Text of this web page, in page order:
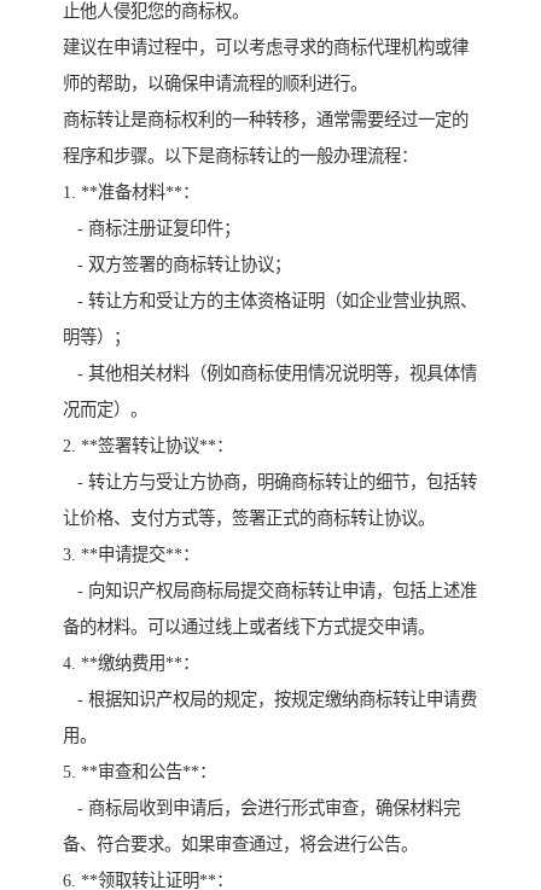
止他人侵犯您的商标权。
建议在申请过程中，可以考虑寻求的商标代理机构或律
师的帮助，以确保申请流程的顺利进行。
商标转让是商标权利的一种转移，通常需要经过一定的
程序和步骤。以下是商标转让的一般办理流程：
1. **准备材料**：
- 商标注册证复印件；
- 双方签署的商标转让协议；
- 转让方和受让方的主体资格证明（如企业营业执照、
明等）；
- 其他相关材料（例如商标使用情况说明等，视具体情
况而定）。
2. **签署转让协议**：
- 转让方与受让方协商，明确商标转让的细节，包括转
让价格、支付方式等，签署正式的商标转让协议。
3. **申请提交**：
- 向知识产权局商标局提交商标转让申请，包括上述准
备的材料。可以通过线上或者线下方式提交申请。
4. **缴纳费用**：
- 根据知识产权局的规定，按规定缴纳商标转让申请费
用。
5. **审查和公告**：
- 商标局收到申请后，会进行形式审查，确保材料完
备、符合要求。如果审查通过，将会进行公告。
6. **领取转让证明**：